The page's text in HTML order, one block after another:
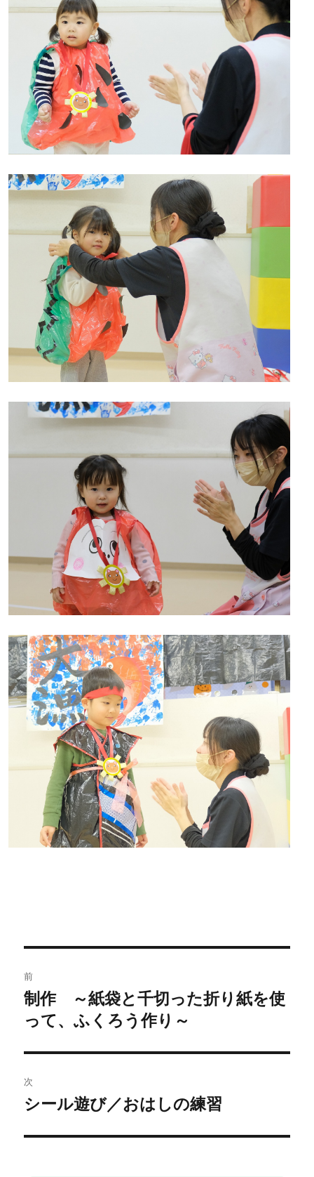
稿
ナ
ビ
ゲ
ー
シ
前
過
去
投
稿:
制作 ～紙袋と千切った折り紙を使
って、ふくろう作り～
次
次
投
シール遊び／おはしの練習